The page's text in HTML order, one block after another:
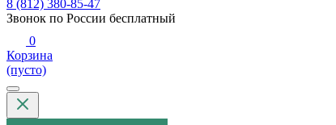
8 (812) 380-85-47
Звонок по России бесплатный
0
Корзина
(пусто)